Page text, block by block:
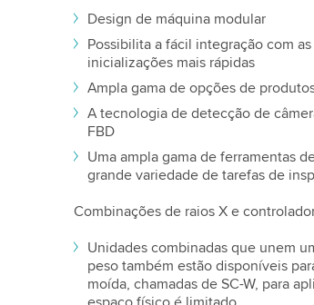
Design de máquina modular
Possibilita a fácil integração com
inicializações mais rápidas
Ampla gama de opções de
A tecnologia de detecção de
FBD
Uma ampla gama de ferramentas
grande variedade de tarefas de
Combinações de raios X e
Unidades combinadas que unem
peso também estão disponíveis
moída, chamadas de SC-W, para